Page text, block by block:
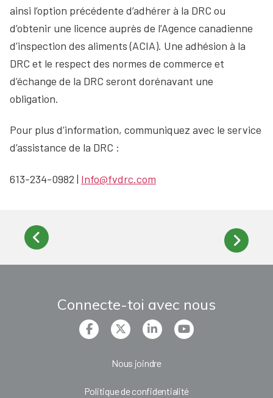
ainsi l’option précédente d’adhérer à la DRC ou
d’obtenir une licence auprès de l’Agence canadienne
d’inspection des aliments (ACIA). Une adhésion à la
DRC et le respect des normes de commerce et
d’échange de la DRC seront dorénavant une
obligation.
Pour plus d’information, communiquez avec le service
d’assistance de la DRC :
613-234-0982 | Info@fvdrc.com
Connecte-toi avec nous
Nous joindre
Politique de confidentialité